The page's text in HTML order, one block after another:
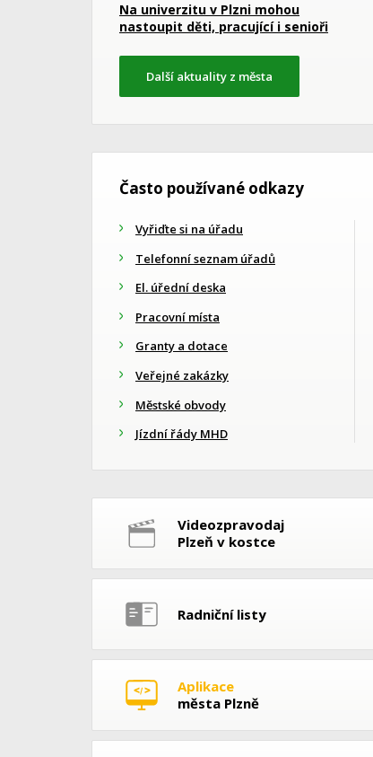
Na univerzitu v Plzni mohou
nastoupit děti, pracující i senioři
Další aktuality z města
Často používané odkazy
Vyřiďte si na úřadu
Telefonní seznam úřadů
El. úřední deska
Pracovní místa
Granty a dotace
Veřejné zakázky
Městské obvody
Jízdní řády MHD
Videozpravodaj
Plzeň v kostce
Radniční listy
Aplikace
města Plzně